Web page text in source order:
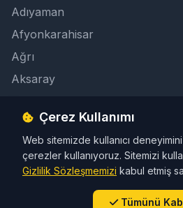
Adıyaman
Afyonkarahisar
Ağrı
Aksaray
İletişim
info@taksicibul.com
İletişim Butonu
Çerez Kullanımı
Web sitemizde kullanıcı
çerezler kullanıyoruz. Sitemizi
Gizlilik Sözleşmemizi kabul etmiş
Tümünü